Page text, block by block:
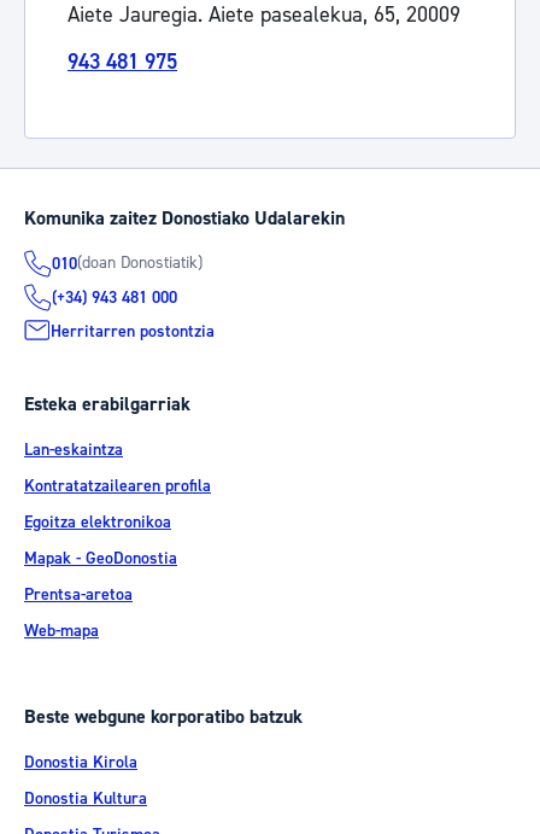
Aiete Jauregia. Aiete pasealekua, 65, 20009
943 481 975
Komunika zaitez Donostiako Udalarekin
010(doan Donostiatik)
(+34) 943 481 000
Herritarren postontzia
Esteka erabilgarriak
Lan-eskaintza
Kontratatzailearen profila
Egoitza elektronikoa
Mapak - GeoDonostia
Prentsa-aretoa
Web-mapa
Beste webgune korporatibo batzuk
Donostia Kirola
Donostia Kultura